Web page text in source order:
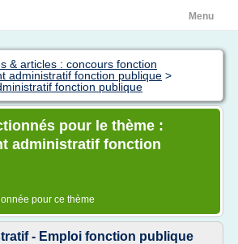
Menu
& articles : concours fonction
administratif fonction publique >
fonction publique
pour le thème :
administratif fonction
pour ce thème
- Emploi fonction publique